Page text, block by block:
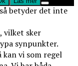
betyder det inte
vilket sker
synpunkter.
vi som regel